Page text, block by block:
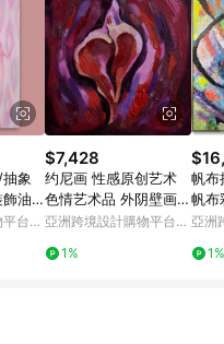
購物站上之商品規格、
及購物車不符，以
。 10. 點數紅包使用規
LINE 購物前往 Pinkoi
，不符合導購資格；承
購物前往 Pinkoi 頁
象
油
台
$7,428
约尼画 性感原创艺术
色情艺术品 外阴壁画装
饰
亞洲跨境設計購物平台
1%
帆布
帆布
亞洲
1%